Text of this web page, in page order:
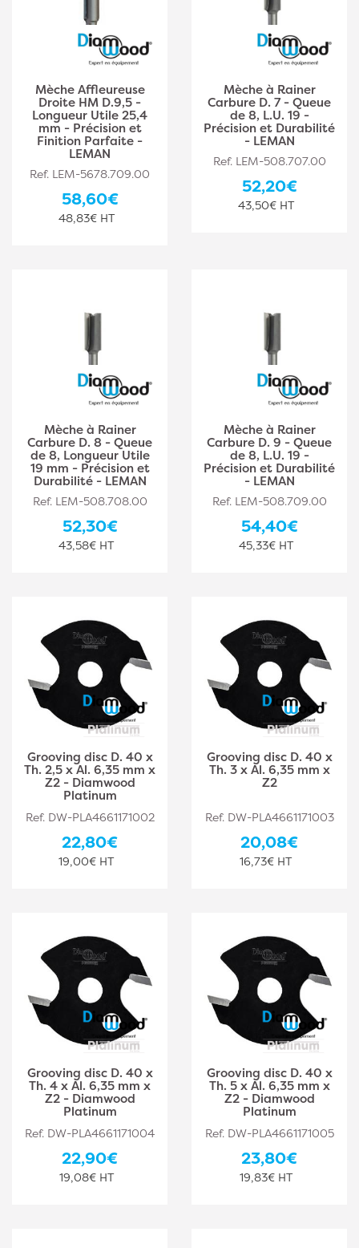
Mèche Affleureuse
Droite HM D.9,5 -
Longueur Utile 25,4
mm - Précision et
Finition Parfaite -
LEMAN
Ref. LEM-5678.709.00
58,60€
48,83€ HT
Mèche à Rainer
Carbure D. 7 - Queue
de 8, L.U. 19 -
Précision et Durabilité
- LEMAN
Ref. LEM-508.707.00
52,20€
43,50€ HT
Mèche à Rainer
Carbure D. 8 - Queue
de 8, Longueur Utile
19 mm - Précision et
Durabilité - LEMAN
Ref. LEM-508.708.00
52,30€
43,58€ HT
Mèche à Rainer
Carbure D. 9 - Queue
de 8, L.U. 19 -
Précision et Durabilité
- LEMAN
Ref. LEM-508.709.00
54,40€
45,33€ HT
Grooving disc D. 40 x
Th. 2,5 x Al. 6,35 mm x
Z2 - Diamwood
Platinum
Ref. DW-PLA4661171002
22,80€
19,00€ HT
Grooving disc D. 40 x
Th. 3 x Al. 6,35 mm x
Z2
Ref. DW-PLA4661171003
20,08€
16,73€ HT
Grooving disc D. 40 x
Th. 4 x Al. 6,35 mm x
Z2 - Diamwood
Platinum
Ref. DW-PLA4661171004
22,90€
19,08€ HT
Grooving disc D. 40 x
Th. 5 x Al. 6,35 mm x
Z2 - Diamwood
Platinum
Ref. DW-PLA4661171005
23,80€
19,83€ HT